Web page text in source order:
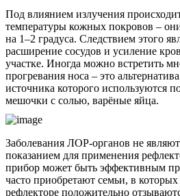
Под влиянием излучения
температуры кожных покровов –
на 1–2 градуса. Следствием этого
расширение сосудов и усиление
участке. Иногда можно встретить
прогревания носа – это
источника которого используются
мешочки с солью, варёные яйца.
Заболевания ЛОР-органов не
показанием для применения
прибор может быть эффективным
часто приобретают семьи, в
рефлекторе положительно